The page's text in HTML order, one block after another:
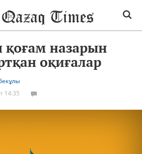
назарын
оқиғалар
14:35